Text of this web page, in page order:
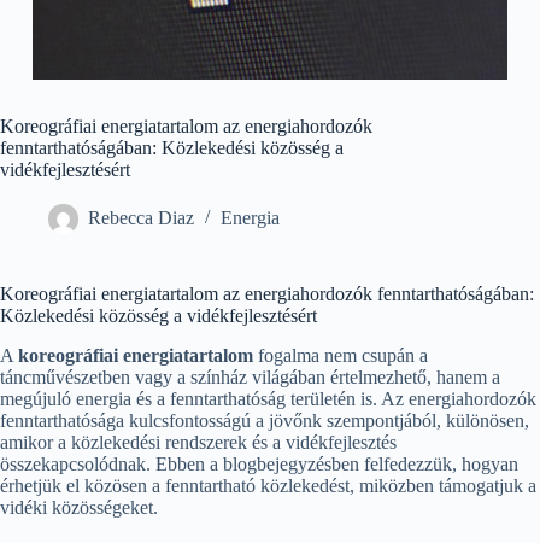
Koreográfiai energiatartalom az energiahordozók
fenntarthatóságában: Közlekedési közösség a
vidékfejlesztésért
Rebecca Diaz Energia
Koreográfiai energiatartalom az energiahordozók fenntarthatóságában:
Közlekedési közösség a vidékfejlesztésért
A koreográfiai energiatartalom fogalma nem csupán a
táncművészetben vagy a színház világában értelmezhető, hanem a
megújuló energia és a fenntarthatóság területén is. Az energiahordozók
fenntarthatósága kulcsfontosságú a jövőnk szempontjából, különösen,
amikor a közlekedési rendszerek és a vidékfejlesztés
összekapcsolódnak. Ebben a blogbejegyzésben felfedezzük, hogyan
érhetjük el közösen a fenntartható közlekedést, miközben támogatjuk a
vidéki közösségeket.